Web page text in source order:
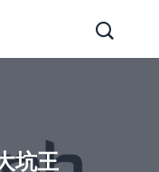
坑王